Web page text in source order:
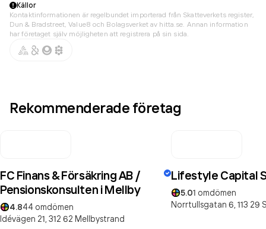
Källor
Kontaktinformationen är regelbundet importerad från Skatteverkets register,
Dun & Bradstreet, Value8 och Bolagsverket av hitta.se. Annan information
har företaget själv möjligheten att registrera på sin sida.
Rekommenderade företag
FC Finans & Försäkring AB /
Pensionskonsulten i Mellby
4.844 omdömen
Idévägen 21, 312 62 Mellbystrand
Lifestyle Capital
5.01 omdömen
Norrtullsgatan 6, 113 29